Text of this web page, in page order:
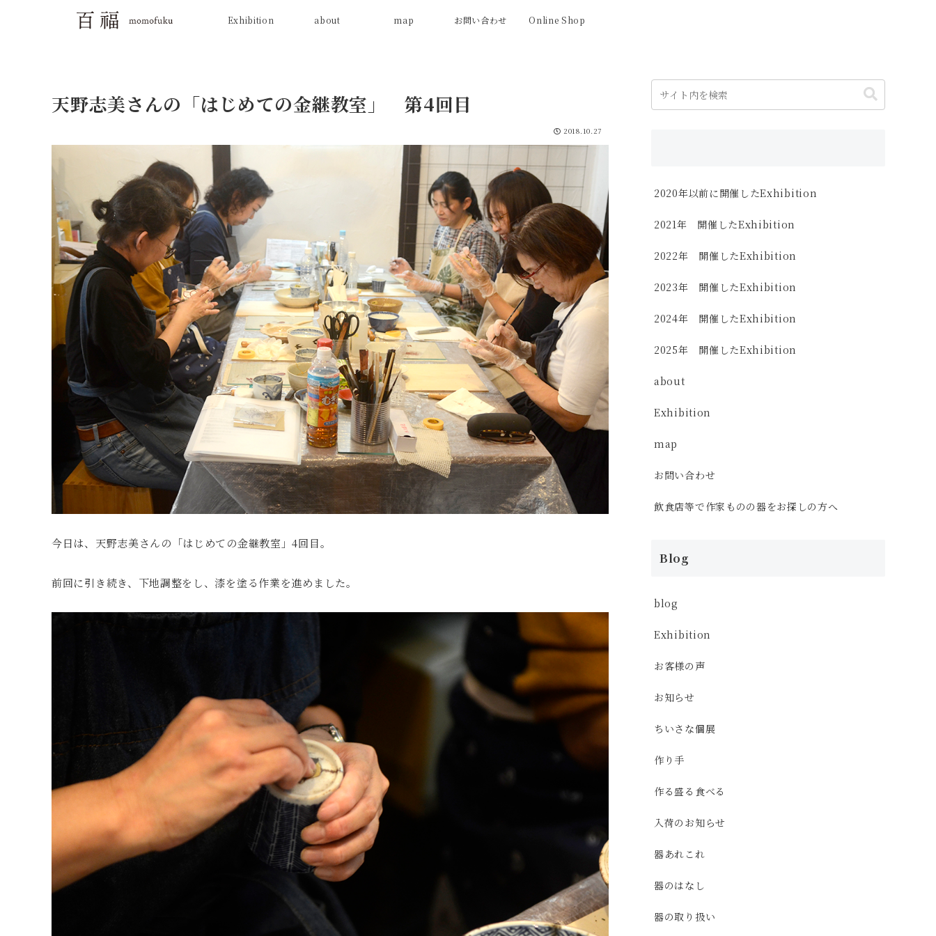
Exhibition about map お問い合わせ Online Shop
天野志美さんの「はじめての金継教室」 第4回目
2018.10.27
今日は、天野志美さんの「はじめての金継教室」4回目。
前回に引き続き、下地調整をし、漆を塗る作業を進めました。
2020年以前に開催したExhibition
2021年 開催したExhibition
2022年 開催したExhibition
2023年 開催したExhibition
2024年 開催したExhibition
2025年 開催したExhibition
about
Exhibition
map
お問い合わせ
飲食店等で作家ものの器をお探しの方へ
Blog
blog
Exhibition
お客様の声
お知らせ
ちいさな個展
作り手
作る盛る食べる
入荷のお知らせ
器あれこれ
器のはなし
器の取り扱い